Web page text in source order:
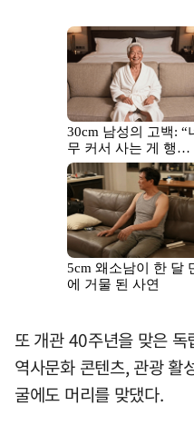
또 개관 40주년을 맞은
역사문화 콘텐츠, 관광 활
굴에도 머리를 맞댔다.